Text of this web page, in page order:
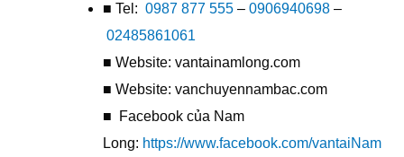
■ Tel: 0987 877 555– 0906940698–
02485861061
■ Website: vantainamlong.com
■ Website: vanchuyennambac.com
■ Facebook của Nam
Long: https://www.facebook.com/vantaiNam